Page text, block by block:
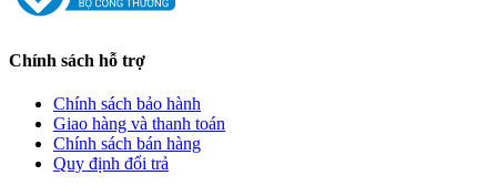
Chính sách hỗ trợ
Chính sách bảo hành
Giao hàng và thanh toán
Chính sách bán hàng
Quy định đổi trả